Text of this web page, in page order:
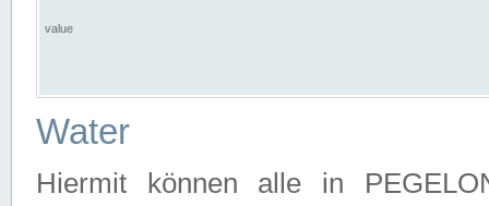
value
Water
Hiermit können alle in